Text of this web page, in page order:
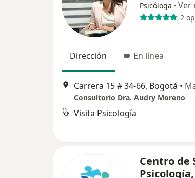
Psicóloga · Ver
2
Dirección En línea
Carrera 15 # 34-66, Bogotá •
Consultorio Dra. Audry Moreno
Visita Psicología
Centro de